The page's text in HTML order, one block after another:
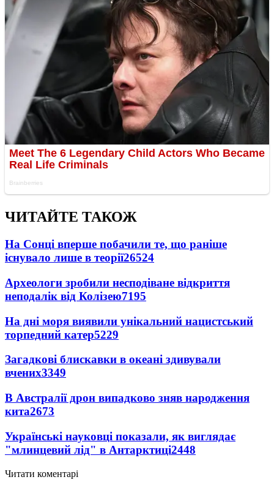
ЧИТАЙТЕ ТАКОЖ
На Сонці вперше побачили те, що раніше
існувало лише в теорії26524
Археологи зробили несподіване відкриття
неподалік від Колізею7195
На дні моря виявили унікальний нацистський
торпедний катер5229
Загадкові блискавки в океані здивували
вчених3349
В Австралії дрон випадково зняв народження
кита2673
Українські науковці показали, як виглядає
"млинцевий лід" в Антарктиці2448
Читати коментарі